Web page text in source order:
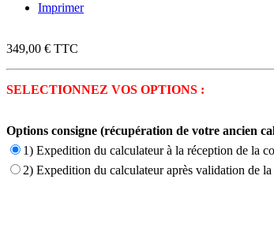
Imprimer
349,00 € TTC
SELECTIONNEZ VOS OPTIONS :
Options consigne (récupération de votre ancien
1) Expedition du calculateur à la réception de la
2) Expedition du calculateur après validation de